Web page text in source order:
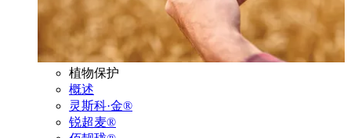
植物保护
概述
灵斯科·金®
锐超麦®